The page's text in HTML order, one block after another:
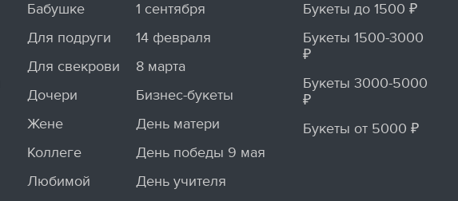
Бабушке
Для подруги
Для свекрови
Дочери
Жене
Коллеге
Любимой
1 сентября
14 февраля
8 марта
Бизнес-букеты
День матери
День победы 9 мая
День учителя
Букеты до 1500 ₽
Букеты 1500-3000
₽
Букеты 3000-5000
₽
Букеты от 5000 ₽